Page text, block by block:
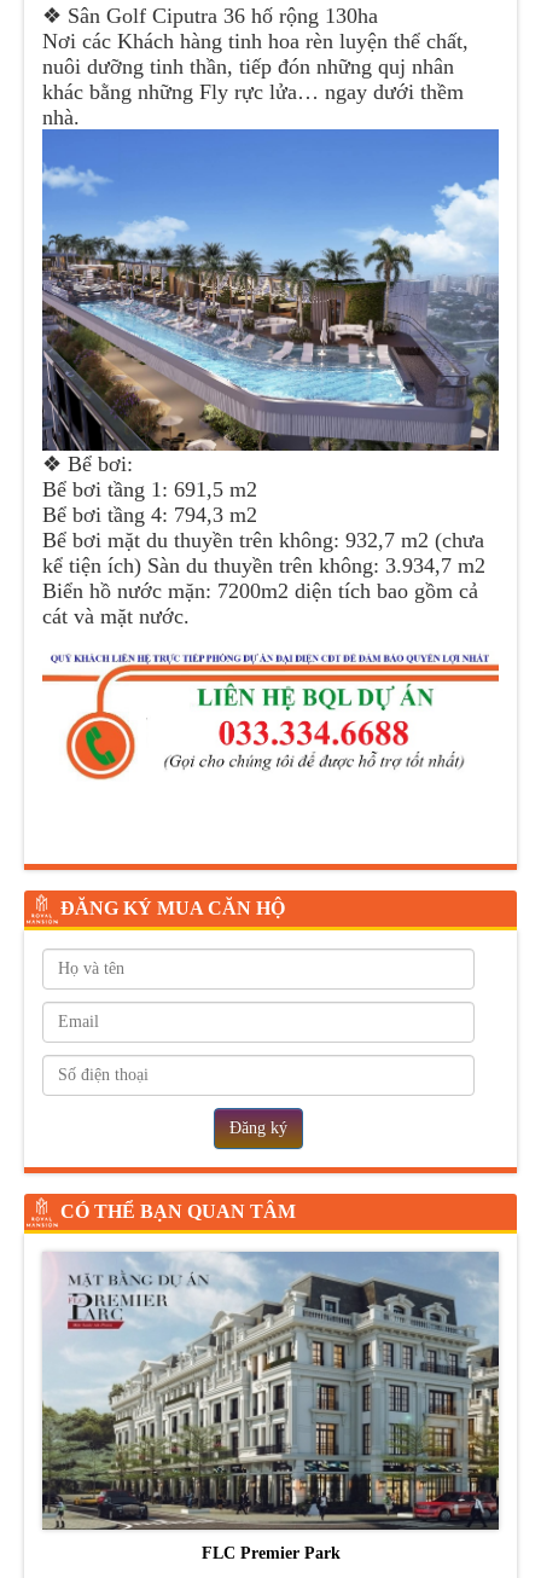
❖ Sân Golf Ciputra 36 hố rộng 130ha
Nơi các Khách hàng tinh hoa rèn luyện thể chất,
nuôi dưỡng tinh thần, tiếp đón những quj nhân
khác bằng những Fly rực lửa… ngay dưới thềm
nhà.
❖ Bể bơi:
Bể bơi tầng 1: 691,5 m2
Bể bơi tầng 4: 794,3 m2
Bể bơi mặt du thuyền trên không: 932,7 m2 (chưa
kể tiện ích) Sàn du thuyền trên không: 3.934,7 m2
Biển hồ nước mặn: 7200m2 diện tích bao gồm cả
cát và mặt nước.
ĐĂNG KÝ MUA CĂN HỘ
Đăng ký
CÓ THỂ BẠN QUAN TÂM
FLC Premier Park